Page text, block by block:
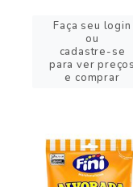
Faça seu login
ou
cadastre-se
para ver preços
e comprar